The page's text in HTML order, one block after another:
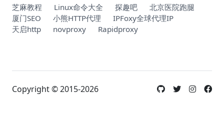
芝麻教程 Linux命令大全 探趣吧
北京医院跑腿
厦门SEO
小熊HTTP代理
IPFoxy全球代理IP
天启http
novproxy Rapidproxy
Copyright © 2015-2026